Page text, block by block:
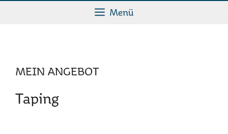
Menü
MEIN ANGEBOT
Taping